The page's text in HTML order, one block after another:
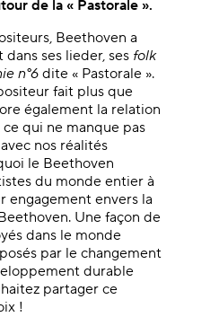
de la « Pastorale ».
Beethoven a
ses lieder, ses folk
n°6dite « Pastorale ».
fait plus que
également la relation
qui ne manque pas
nos réalités
le Beethoven
du monde entier à
engagement envers la
Une façon de
dans le monde
par le changement
durable
partager ce
!